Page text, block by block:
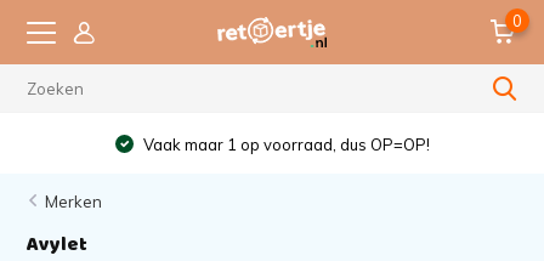
0
Vaak maar 1 op voorraad, dus OP=OP!
Merken
Avylet